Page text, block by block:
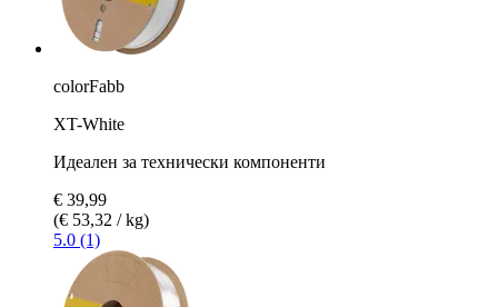
colorFabb
XT-White
Идеален за технически компоненти
€ 39,99
(€ 53,32 / kg)
5.0 (1)